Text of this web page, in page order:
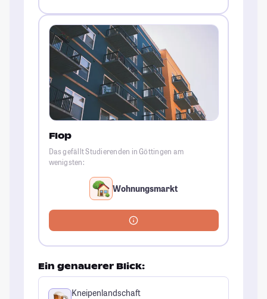
Flop
Das gefällt Studierenden in Göttingen am
wenigsten:
Wohnungsmarkt
Ein genauerer Blick:
Kneipenlandschaft